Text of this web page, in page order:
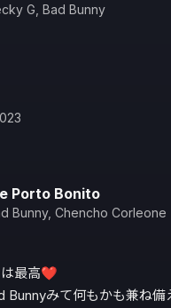
G Bad Bunny
Porto Bonito
Bunny, Chencho Corleone
は最高❤️
Bunnyみて何もかも兼ね備